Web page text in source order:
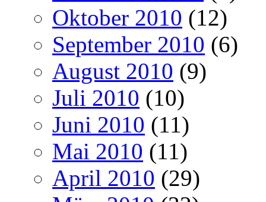
Oktober 2010 (12)
September 2010 (6)
August 2010 (9)
Juli 2010 (10)
Juni 2010 (11)
Mai 2010 (11)
April 2010 (29)